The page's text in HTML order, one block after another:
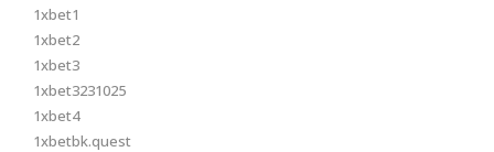
1xbet1
1xbet2
1xbet3
1xbet3231025
1xbet4
1xbetbk.quest